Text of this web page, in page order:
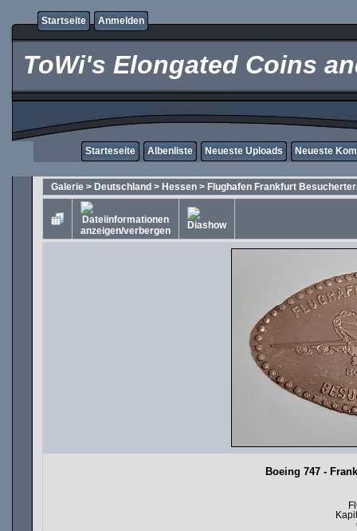
Startseite Anmelden
ToWi's Elongated Coins
Starteseite Albenliste Neueste Uploads Neueste
Galerie > Deutschland > Hessen > Flughafen Frankfurt
Boeing 747 -